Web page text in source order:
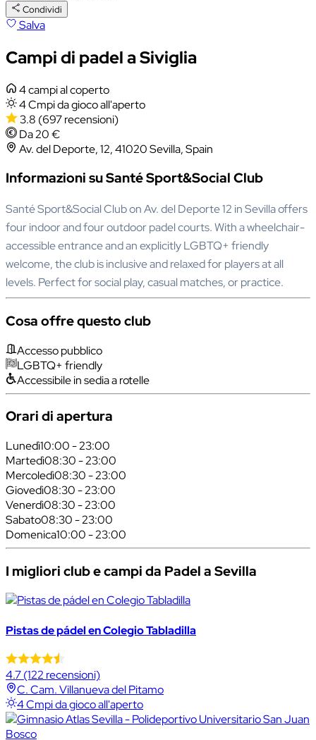
Condividi
Salva
Campi di padel a Siviglia
4 campi al coperto
4 Cmpi da gioco all'aperto
3.8 (697 recensioni)
Da 20 €
Av. del Deporte, 12, 41020 Sevilla, Spain
Informazioni su Santé Sport&Social Club
Santé Sport&Social Club on Av. del Deporte 12 in Sevilla offers
four indoor and four outdoor padel courts. With a wheelchair-
accessible entrance and an explicitly LGBTQ+ friendly
welcome, the club is inclusive and relaxed for players at all
levels. Perfect for social play, casual matches, or practice.
Cosa offre questo club
Accesso pubblico
LGBTQ+ friendly
Accessibile in sedia a rotelle
Orari di apertura
Lunedì10:00 - 23:00
Martedì08:30 - 23:00
Mercoledì08:30 - 23:00
Giovedì08:30 - 23:00
Venerdì08:30 - 23:00
Sabato08:30 - 23:00
Domenica10:00 - 23:00
I migliori club e campi da Padel a Sevilla
Pistas de pádel en Colegio Tabladilla
4.7(122 recensioni)
C. Cam. Villanueva del Pitamo
4 Cmpi da gioco all'aperto